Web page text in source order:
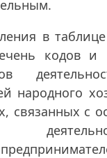
в
кодов и
народного
связанных с